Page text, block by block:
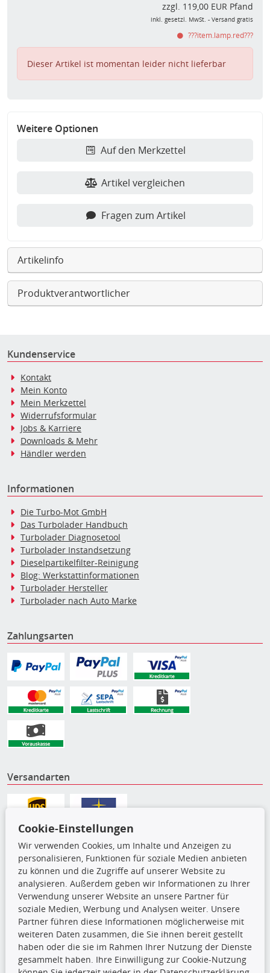
zzgl. 119,00 EUR Pfand
inkl. gesetzl. MwSt. - Versand gratis
???item.lamp.red???
Dieser Artikel ist momentan leider nicht lieferbar
Weitere Optionen
Auf den Merkzettel
Artikel vergleichen
Fragen zum Artikel
Artikelinfo
Produktverantwortlicher
Kundenservice
Kontakt
Mein Konto
Mein Merkzettel
Widerrufsformular
Jobs & Karriere
Downloads & Mehr
Händler werden
Informationen
Die Turbo-Mot GmbH
Das Turbolader Handbuch
Turbolader Diagnosetool
Turbolader Instandsetzung
Dieselpartikelfilter-Reinigung
Blog: Werkstattinformationen
Turbolader Hersteller
Turbolader nach Auto Marke
Zahlungsarten
Versandarten
Die hier angezeigten Daten,
insbesondere die gesamte Datenbank,
dürfen nicht kopiert werden. Es ist zu
unterlassen, die Daten oder die gesamte Datenbank ohne
Cookie-Einstellungen
Wir verwenden Cookies, um Inhalte und Anzeigen zu
personalisieren, Funktionen für soziale Medien anbieten
zu können und die Zugriffe auf unserer Website zu
analysieren. Außerdem geben wir Informationen zu Ihrer
Verwendung unserer Website an unsere Partner für
soziale Medien, Werbung und Analysen weiter. Unsere
Partner führen diese Informationen möglicherweise mit
weiteren Daten zusammen, die Sie ihnen bereit gestellt
haben oder die sie im Rahmen Ihrer Nutzung der Dienste
gesammelt haben. Ihre Einwilligung zur Cookie-Nutzung